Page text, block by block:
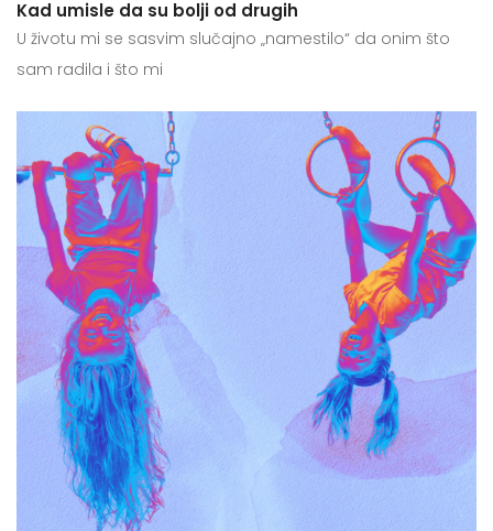
Kad umisle da su bolji od drugih
U životu mi se sasvim slučajno „namestilo“ da onim što
sam radila i što mi